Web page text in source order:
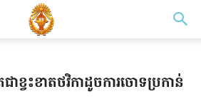
ាខ្វះខាតថវិកាដូចការចោទប្រកាន់